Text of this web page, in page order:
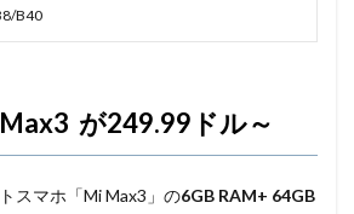
B40
が249.99ドル～
スマホ「Mi Max3」の6GB RAM+ 64GB